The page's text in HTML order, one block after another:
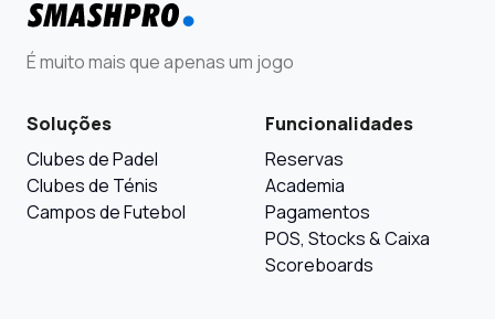
É muito mais que apenas um jogo
Soluções
Clubes de Padel
Clubes de Ténis
Campos de Futebol
Funcionalidades
Reservas
Academia
Pagamentos
POS, Stocks & Caixa
Scoreboards